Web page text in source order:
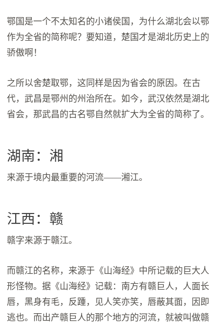
鄂国是一个不太知名的小诸侯国，为什么湖北会以鄂
作为全省的简称呢？要知道，楚国才是湖北历史上的
骄傲啊！
之所以舍楚取鄂，这同样是因为省会的原因。在古
代，武昌是鄂州的州治所在。如今，武汉依然是湖北
省会，那武昌的古名鄂自然就扩大为全省的简称了。
湖南：湘
来源于境内最重要的河流——湘江。
江西：赣
赣字来源于赣江。
而赣江的名称，来源于《山海经》中所记载的巨大人
形怪物。据《山海经》记载：南方有赣巨人，人面长
唇，黑身有毛，反踵，见人笑亦笑，唇蔽其面，因即
逃也。而出产赣巨人的那个地方的河流，就被叫做赣